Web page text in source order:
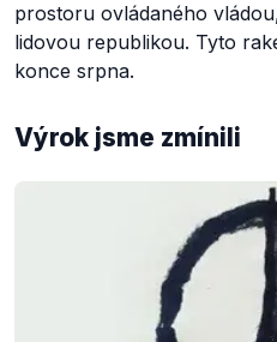
prostoru ovládaného
lidovou republikou. Tyto
konce srpna.
Výrok jsme zmínili